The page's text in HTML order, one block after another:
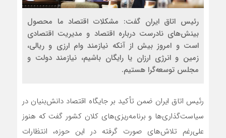
رئیس اتاق ایران گفت: مشکلات اقتصاد ما محصول
بینش‌های نادرست درباره اقتصاد و مدیریت اقتصادی
است و امروز بیش از آنکه نیازمند وام ارزی و ریالی،
زمین و انرژی ارزان یا رایگان باشیم، نیازمند دولت و
مجلس توسعه‌گرا هستیم.
رئیس اتاق ایران ضمن تأکید بر جایگاه اقتصاد دانش‌بنیان در
سیاست‌گذاری‌ها و برنامه‌ریزی‌های کلان کشور گفت که هنوز
علی‌رغم تلاش‌های صورت گرفته در این حوزه، انتظارات